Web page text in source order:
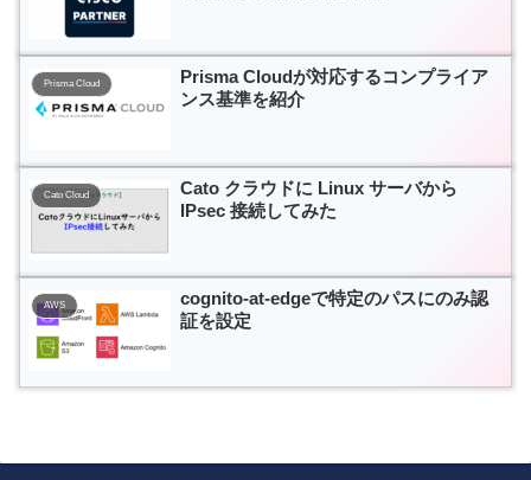
Prisma Cloud
Prisma Cloudが対応するコンプライア
ンス基準を紹介
Cato Cloud
Cato クラウドに Linux サーバから
IPsec 接続してみた
AWS
cognito-at-edgeで特定のパスにのみ認
証を設定